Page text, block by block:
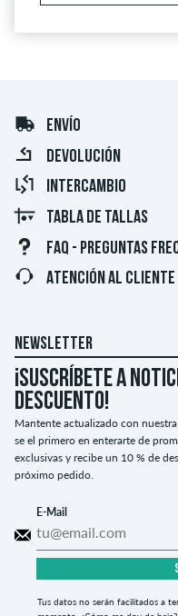
ENVÍO
DEVOLUCIÓN
INTERCAMBIO
TABLA DE TALLAS
FAQ - PREGUNTAS
ATENCIÓN AL CLIENTE
NEWSLETTER
¡Suscríbete a
descuento!
Mantente actualizado con
se el primero en enterarte de
exclusivas y recibe un 10 % de
próximo pedido.
E-Mail
Tus datos no serán facilitados a